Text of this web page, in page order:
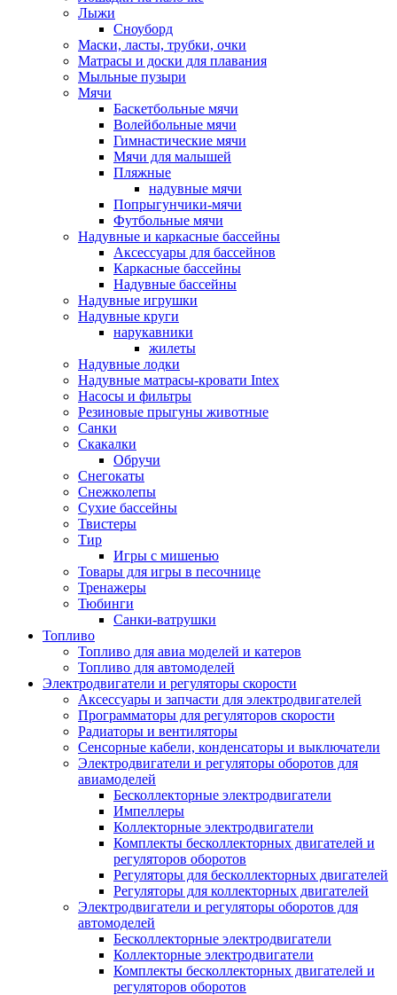
Лыжи
Сноуборд
Маски, ласты, трубки, очки
Матрасы и доски для плавания
Мыльные пузыри
Мячи
Баскетбольные мячи
Волейбольные мячи
Гимнастические мячи
Мячи для малышей
Пляжные
надувные мячи
Попрыгунчики-мячи
Футбольные мячи
Надувные и каркасные бассейны
Аксессуары для бассейнов
Каркасные бассейны
Надувные бассейны
Надувные игрушки
Надувные круги
нарукавники
жилеты
Надувные лодки
Надувные матрасы-кровати Intex
Насосы и фильтры
Резиновые прыгуны животные
Санки
Скакалки
Обручи
Снегокаты
Снежколепы
Сухие бассейны
Твистеры
Тир
Игры с мишенью
Товары для игры в песочнице
Тренажеры
Тюбинги
Санки-ватрушки
Топливо
Топливо для авиа моделей и катеров
Топливо для автомоделей
Электродвигатели и регуляторы скорости
Аксессуары и запчасти для электродвигателей
Программаторы для регуляторов скорости
Радиаторы и вентиляторы
Сенсорные кабели, конденсаторы и выключатели
Электродвигатели и регуляторы оборотов для
авиамоделей
Бесколлекторные электродвигатели
Импеллеры
Коллекторные электродвигатели
Комплекты бесколлекторных двигателей и
регуляторов оборотов
Регуляторы для бесколлекторных двигателей
Регуляторы для коллекторных двигателей
Электродвигатели и регуляторы оборотов для
автомоделей
Бесколлекторные электродвигатели
Коллекторные электродвигатели
Комплекты бесколлекторных двигателей и
регуляторов оборотов